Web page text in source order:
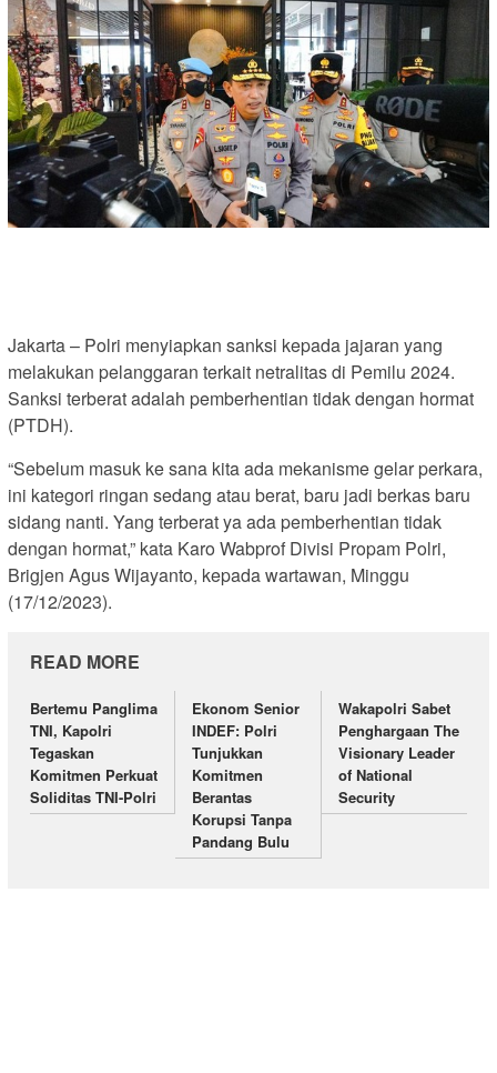
Jakarta – Polri menyiapkan sanksi kepada jajaran yang
melakukan pelanggaran terkait netralitas di Pemilu 2024.
Sanksi terberat adalah pemberhentian tidak dengan hormat
(PTDH).
“Sebelum masuk ke sana kita ada mekanisme gelar perkara,
ini kategori ringan sedang atau berat, baru jadi berkas baru
sidang nanti. Yang terberat ya ada pemberhentian tidak
dengan hormat,” kata Karo Wabprof Divisi Propam Polri,
Brigjen Agus Wijayanto, kepada wartawan, Minggu
(17/12/2023).
READ MORE
Bertemu Panglima
TNI, Kapolri
Tegaskan
Komitmen Perkuat
Soliditas TNI-Polri
Ekonom Senior
INDEF: Polri
Tunjukkan
Komitmen
Berantas
Korupsi Tanpa
Pandang Bulu
Wakapolri Sabet
Penghargaan The
Visionary Leader
of National
Security